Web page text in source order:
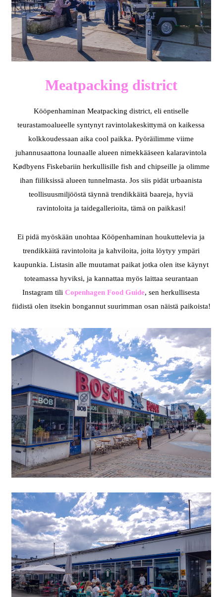
Meatpacking district
Kööpenhaminan Meatpacking district, eli entiselle
teurastamoalueelle syntynyt ravintolakeskittymä on kaikessa
kolkkoudessaan aika cool paikka. Pyöräilimme viime
juhannusaattona lounaalle alueen nimekkääseen kalaravintola
Kødbyens Fiskebariin herkullisille fish and chipseille ja olimme
ihan fiiliksissä alueen tunnelmasta. Jos siis pidät urbaanista
teollisuusmiljööstä täynnä trendikkäitä baareja, hyviä
ravintoloita ja taidegallerioita, tämä on paikkasi!
Ei pidä myöskään unohtaa Kööpenhaminan houkuttelevia ja
trendikkäitä ravintoloita ja kahviloita, joita löytyy ympäri
kaupunkia. Listasin alle muutamat paikat jotka olen itse käynyt
toteamassa hyviksi, ja kannattaa myös laittaa seurantaan
Instagram tili Copenhagen Food Guide, sen herkullisesta
fiidistä olen itsekin bongannut suurimman osan näistä paikoista!